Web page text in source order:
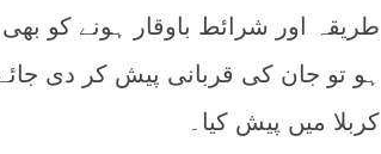
طریقہ اور شرائط باوقار ہونے کو
ہو تو جان کی قربانی پیش کر دی
کربلا میں پیش کیا۔